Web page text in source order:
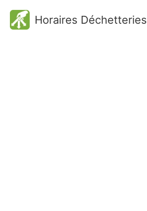
Horaires Déchetteries